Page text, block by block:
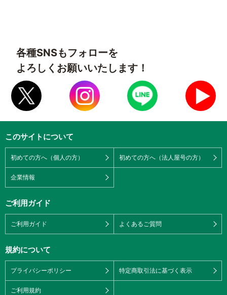
各種SNSもフォローを
よろしくお願いいたします！
このサイトについて
初めての方へ（個人の方） 初めての方へ（法人屋号の方）
企業情報
ご利用ガイド
ご利用ガイド よくあるご質問
規約について
プライバシーポリシー 特定商取引法に基づく表示
ご利用規約